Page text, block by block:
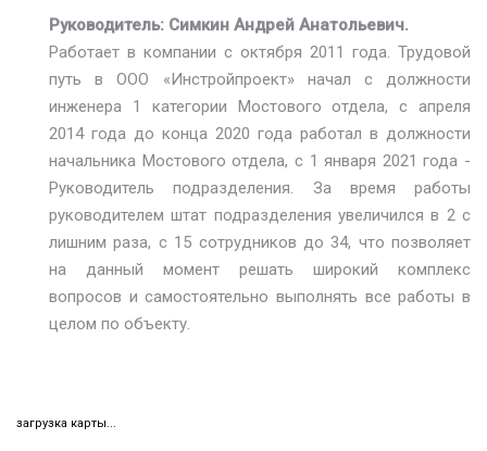
Руководитель: Симкин Андрей Анатольевич.
Работает в компании с октября 2011 года. Трудовой
путь в ООО «Инстройпроект» начал с должности
инженера 1 категории Мостового отдела, с апреля
2014 года до конца 2020 года работал в должности
начальника Мостового отдела, с 1 января 2021 года -
Руководитель подразделения. За время работы
руководителем штат подразделения увеличился в 2 с
лишним раза, с 15 сотрудников до 34, что позволяет
на данный момент решать широкий комплекс
вопросов и самостоятельно выполнять все работы в
целом по объекту.
загрузка карты...